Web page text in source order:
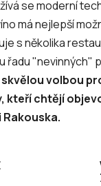
se moderní
má nejlepší
s několika
řadu "nevinných"
volbou
kteří chtějí